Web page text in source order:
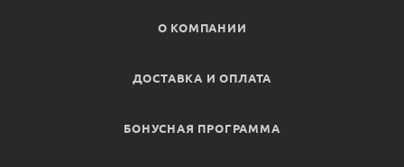
О КОМПАНИИ
ДОСТАВКА И ОПЛАТА
БОНУСНАЯ ПРОГРАММА